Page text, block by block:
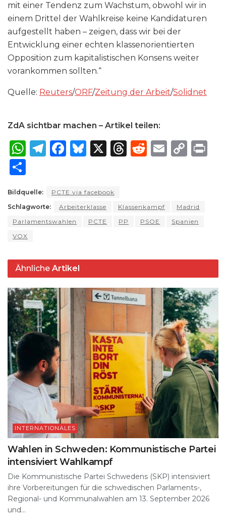
mit einer Tendenz zum Wachstum, obwohl wir in
einem Drittel der Wahlkreise keine Kandidaturen
aufgestellt haben – zeigen, dass wir bei der
Entwicklung einer echten klassenorientierten
Opposition zum kapitalistischen Konsens weiter
vorankommen sollten.“
Quelle: Reuters/ORF/Zeitung der Arbeit/Solidnet
ZdA sichtbar machen – Artikel teilen:
W
ts
A
p
p
T
g
ra
m
F
e
b
o
k
B
s
k
y
X
T
d
s
R
t
E
C
Li
n
ar
e
Bildquelle:
PCTE via facebook
Schlagworte:
Arbeiterklasse Klassenkampf
Madrid
Parlamentswahlen
PCTE PP PSOE
Spanien
VOX
Ähnliche Artikel
INTERNATIONALES
Wahlen in Schweden: Kommunistische Partei
intensiviert Wahlkampf
Die Kommunistische Partei Schwedens (SKP) intensiviert
ihre Vorbereitungen für die schwedischen Parlaments-,
Regional- und Kommunalwahlen am 13. September 2026
und...